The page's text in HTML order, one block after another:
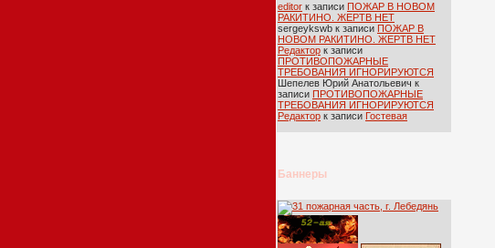
editor к записи ПОЖАР В НОВОМ
РАКИТИНО. ЖЕРТВ НЕТ
sergeykswb к записи ПОЖАР В
НОВОМ РАКИТИНО. ЖЕРТВ НЕТ
Редактор к записи
ПРОТИВОПОЖАРНЫЕ
ТРЕБОВАНИЯ ИГНОРИРУЮТСЯ
Шепелев Юрий Анатольевич к
записи ПРОТИВОПОЖАРНЫЕ
ТРЕБОВАНИЯ ИГНОРИРУЮТСЯ
Редактор к записи Гостевая
Баннеры